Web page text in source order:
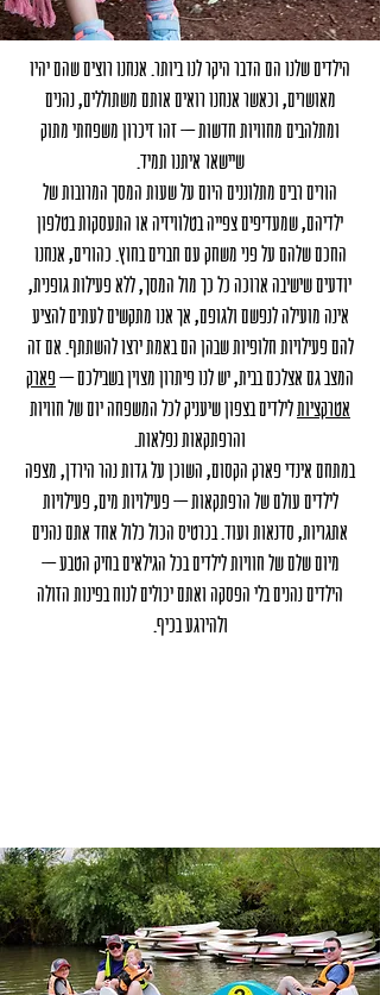
הילדים שלנו הם הדבר היקר לנו ביותר. אנחנו רוצים שהם יהיו
מאושרים, וכאשר אנחנו רואים אותם משתוללים, נהנים
ומתלהבים מחוויות חדשות – זהו זיכרון משפחתי מתוק
שיישאר איתנו תמיד.
הורים רבים מתלוננים היום על שעות המסך המרובות של
ילדיהם, שמעדיפים צפייה בטלוויזיה או התעסקות בטלפון
החכם שלהם על פני משחק עם חברים בחוץ. כהורים, אנחנו
יודעים שישיבה ארוכה כל כך מול המסך, ללא פעילות גופנית,
אינה מועילה לנפשם ולגופם, אך אנו מתקשים לעתים להציע
להם פעילויות חלופיות שבהן הם באמת ירצו להשתתף. אם זה
המצב גם אצלכם בבית, יש לנו פיתרון מצוין בשבילכם –פארק
אטרקציותלילדים בצפון שיעניק לכל המשפחה יום של חוויות
והרפתקאות נפלאות.
במתחם אינדי פארק הקסום, השוכן על גדות נהר הירדן, מצפה
לילדים עולם של הרפתקאות – פעילויות מים, פעילויות
אתגריות, סדנאות ועוד. בכרטיס הכול כלול אחד אתם נהנים
מיום שלם של חוויות לילדים בכל הגילאים בחיק הטבע –
הילדים נהנים בלי הפסקה ואתם יכולים לנוח בפינות הזולה
ולהירגע בכיף.